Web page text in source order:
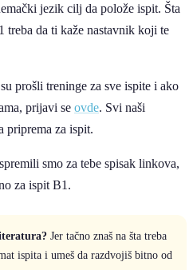
jezik cilj da polože ispit. Šta
treba da ti kaže nastavnik koji te
su prošli treninge za sve ispite i ako
prijavi se ovde. Svi naši
priprema za ispit.
smo za tebe spisak linkova,
za ispit B1.
Jer tačno znaš na šta treba
ispita i umeš da razdvojiš bitno od